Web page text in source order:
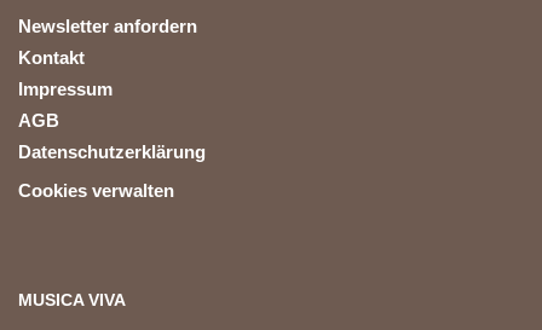
Newsletter anfordern
Kontakt
Impressum
AGB
Datenschutzerklärung
Cookies verwalten
MUSICA VIVA